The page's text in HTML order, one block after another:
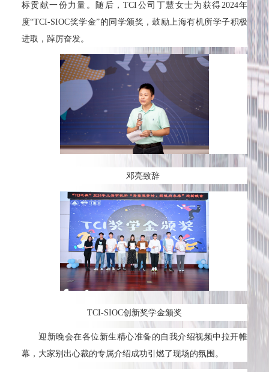
标贡献一份力量。随后，TCI公司丁慧女士为获得2024年
度“TCI-SIOC奖学金”的同学颁奖，鼓励上海有机所学子积极
进取，踔厉奋发。
邓亮致辞
TCI-SIOC创新奖学金颁奖
迎新晚会在各位新生精心准备的自我介绍视频中拉开帷
幕，大家别出心裁的专属介绍成功引燃了现场的氛围。